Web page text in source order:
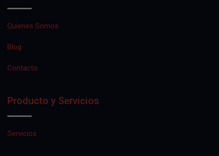
Quienes Somos
Blog
Contacto
Producto y Servicios
Servicios